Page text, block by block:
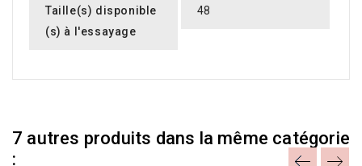
Taille(s) disponible
(s) à l'essayage
48
7 autres produits dans la même catégorie
: